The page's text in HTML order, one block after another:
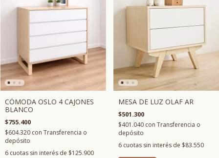
CÓMODA OSLO 4 CAJONES
BLANCO
$755.400
$604.320 con Transferencia o
depósito
6 cuotas sin interés de $125.900
MESA DE LUZ OLAF AR
$501.300
$401.040 con Transferencia o
depósito
6 cuotas sin interés de $83.550